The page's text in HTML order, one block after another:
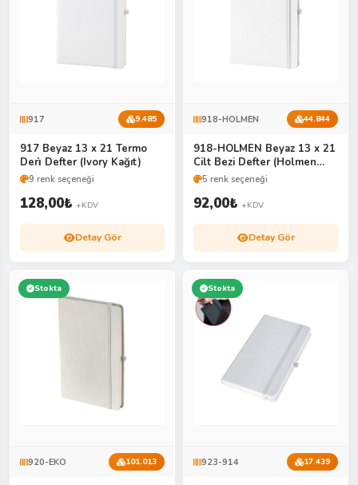
917 9.485
917 Beyaz 13 x 21 Termo
Deri̇ Defter (Ivory Kağıt)
9 renk seçeneği
128,00₺ +KDV
Detay Gör
918-HOLMEN 44.844
918-HOLMEN Beyaz 13 x 21
Cilt Bezi Defter (Holmen
Ki̇tap Kağıdı)
5 renk seçeneği
92,00₺ +KDV
Detay Gör
Stokta
920-EKO 101.013
Stokta
923-914 17.439